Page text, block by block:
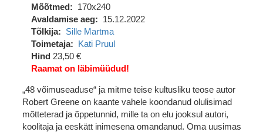
Mõõtmed
170x240
Avaldamise aeg
15.12.2022
Tõlkija
Sille Martma
Toimetaja
Kati Pruul
Hind 23,50 €
Raamat on läbimüüdud!
„48 võimuseaduse“ ja mitme teise kultusliku teose autor
Robert Greene on kaante vahele koondanud olulisimad
mõtteterad ja õppetunnid, mille ta on elu jooksul autori,
koolitaja ja eeskätt inimesena omandanud. Oma uusimas